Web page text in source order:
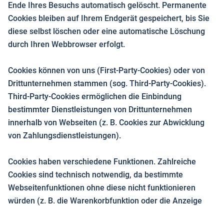
Ende Ihres Besuchs automatisch gelöscht. Permanente
Cookies bleiben auf Ihrem Endgerät gespeichert, bis Sie
diese selbst löschen oder eine automatische Löschung
durch Ihren Webbrowser erfolgt.
Cookies können von uns (First-Party-Cookies) oder von
Drittunternehmen stammen (sog. Third-Party-Cookies).
Third-Party-Cookies ermöglichen die Einbindung
bestimmter Dienstleistungen von Drittunternehmen
innerhalb von Webseiten (z. B. Cookies zur Abwicklung
von Zahlungsdienstleistungen).
Cookies haben verschiedene Funktionen. Zahlreiche
Cookies sind technisch notwendig, da bestimmte
Webseitenfunktionen ohne diese nicht funktionieren
würden (z. B. die Warenkorbfunktion oder die Anzeige